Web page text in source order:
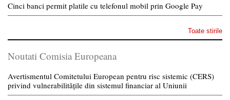
Cinci banci permit platile cu telefonul mobil prin Google Pay
Toate stirile
Noutati Comisia Europeana
Avertismentul Comitetului European pentru risc sistemic (CERS)
privind vulnerabilitățile din sistemul financiar al Uniunii